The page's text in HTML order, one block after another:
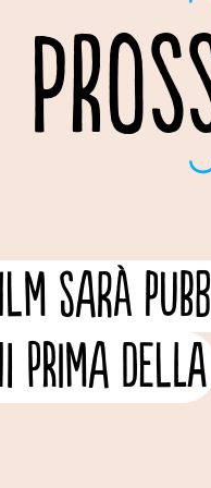
sarà
prima della